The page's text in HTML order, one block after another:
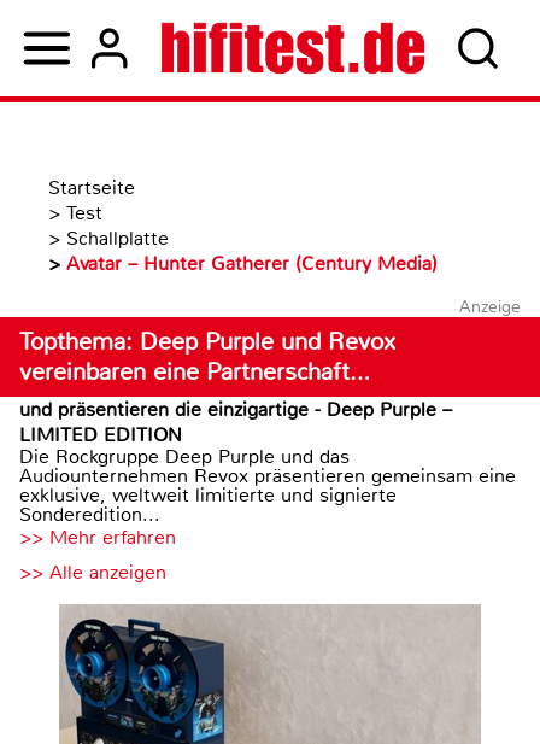
Startseite
> Test
> Schallplatte
> Avatar – Hunter Gatherer (Century Media)
Anzeige
Topthema: Deep Purple und Revox
vereinbaren eine Partnerschaft…
und präsentieren die einzigartige - Deep Purple –
LIMITED EDITION
Die Rockgruppe Deep Purple und das
Audiounternehmen Revox präsentieren gemeinsam eine
exklusive, weltweit limitierte und signierte
Sonderedition...
>> Mehr erfahren
>> Alle anzeigen